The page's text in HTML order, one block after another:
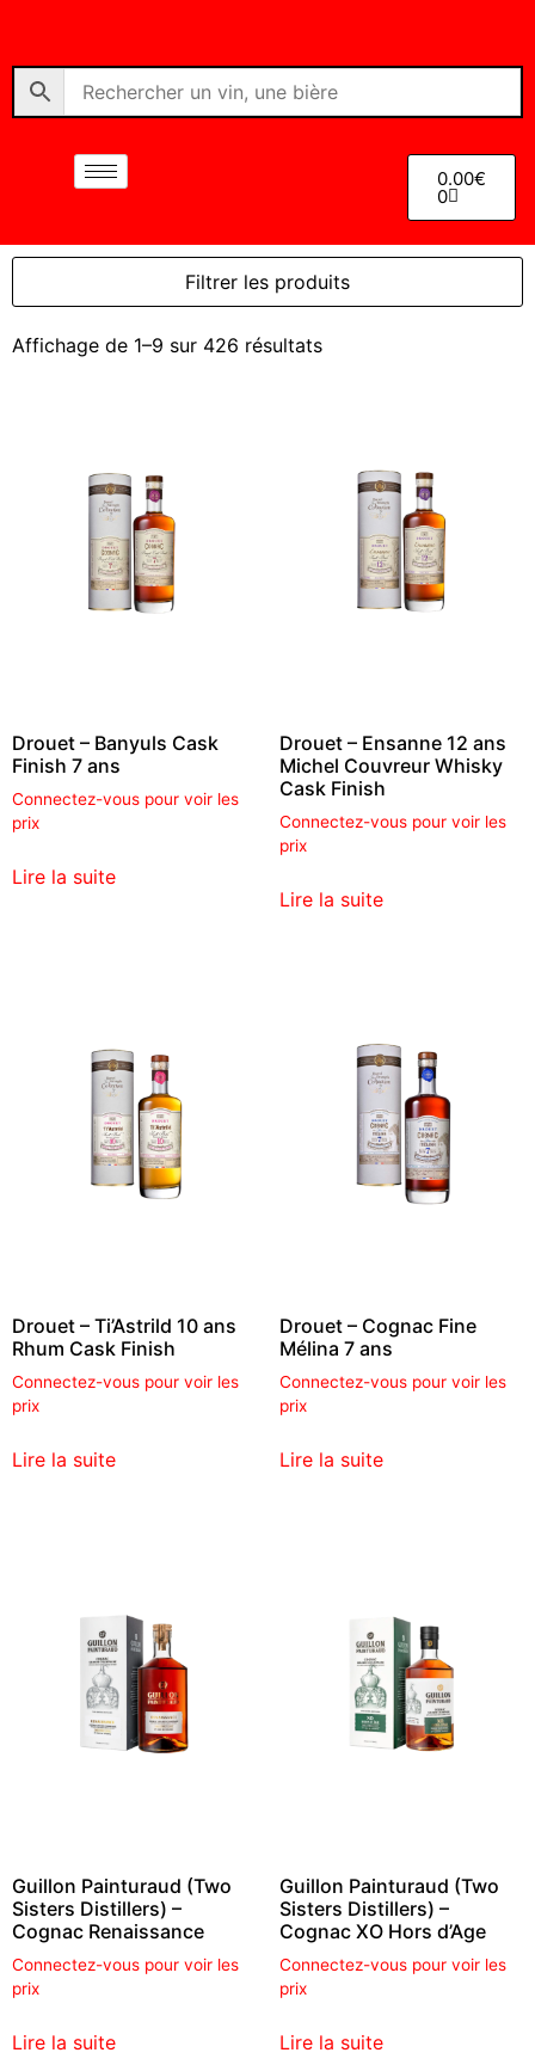
0.00€
0
Filtrer les produits
Affichage de 1–9 sur 426 résultats
Drouet – Banyuls Cask
Finish 7 ans
Connectez-vous pour voir les
prix
Lire la suite
Drouet – Ensanne 12 ans
Michel Couvreur Whisky
Cask Finish
Connectez-vous pour voir les
prix
Lire la suite
Drouet – Ti’Astrild 10 ans
Rhum Cask Finish
Connectez-vous pour voir les
prix
Lire la suite
Drouet – Cognac Fine
Mélina 7 ans
Connectez-vous pour voir les
prix
Lire la suite
Guillon Painturaud (Two
Sisters Distillers) –
Cognac Renaissance
Connectez-vous pour voir les
prix
Lire la suite
Guillon Painturaud (Two
Sisters Distillers) –
Cognac XO Hors d’Age
Connectez-vous pour voir les
prix
Lire la suite